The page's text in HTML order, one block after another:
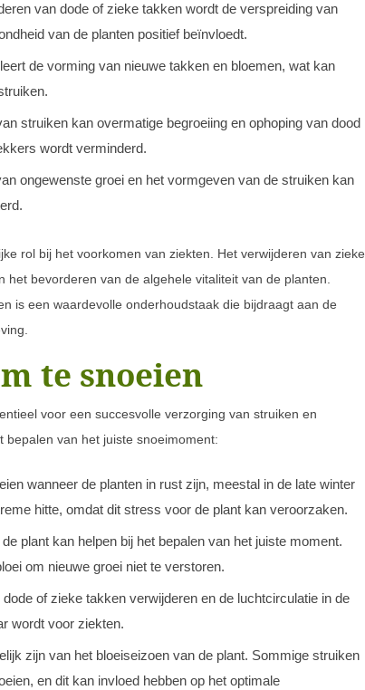
van dode of zieke takken wordt de verspreiding van
van de planten positief beïnvloedt.
de vorming van nieuwe takken en bloemen, wat kan
struiken kan overmatige begroeiing en ophoping van dood
wordt verminderd.
ongewenste groei en het vormgeven van de struiken kan
rol bij het voorkomen van ziekten. Het verwijderen van zieke
bevorderen van de algehele vitaliteit van de planten.
is een waardevolle onderhoudstaak die bijdraagt aan de
te snoeien
voor een succesvolle verzorging van struiken en
bepalen van het juiste snoeimoment:
wanneer de planten in rust zijn, meestal in de late winter
hitte, omdat dit stress voor de plant kan veroorzaken.
plant kan helpen bij het bepalen van het juiste moment.
om nieuwe groei niet te verstoren.
of zieke takken verwijderen en de luchtcirculatie in de
wordt voor ziekten.
zijn van het bloeiseizoen van de plant. Sommige struiken
en dit kan invloed hebben op het optimale